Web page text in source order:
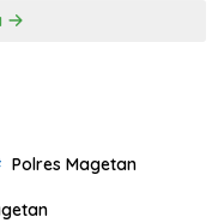
Polres Magetan